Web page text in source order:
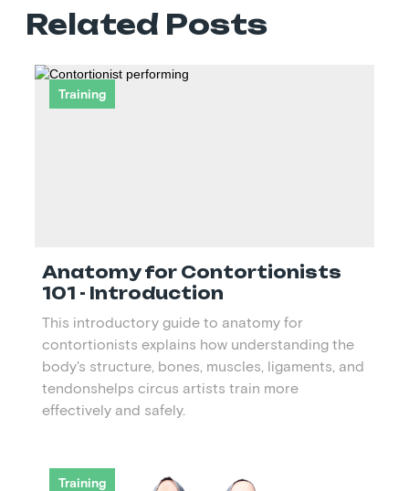
Related Posts
Training
Anatomy for Contortionists
101 - Introduction
This introductory guide to anatomy for
contortionists explains how understanding the
body's structure, bones, muscles, ligaments, and
tendonshelps circus artists train more
effectively and safely.
Training